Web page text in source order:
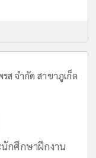
ส จำกัด สาขาภูเก็ต
กศึกษาฝึกงาน